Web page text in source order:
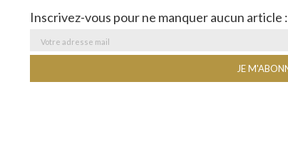
Inscrivez-vous pour ne manquer aucun article :